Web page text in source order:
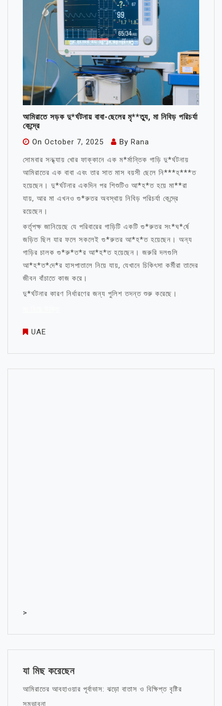
আমিরাতে সড়ক দু*র্ঘটনায় বাবা-ছেলের মৃ**ত্যু, মা নিবিড় পরিচর্যা
কেন্দ্রে
On October 7, 2025 By Rana
সোমবার সন্ধ্যায় খোর ফাক্কানে এক ম*র্মান্তিক গাড়ি দু*র্ঘটনায়
আমিরাতের এক বাবা এবং তার সাত মাস বয়সী ছেলে নি***হ***ত
হয়েছেন। দু*র্ঘটনার একদিন পর শিশুটিও আ*হ*ত হয়ে মা**রা
যায়, আর মা এখনও গু*রুতর অবস্থায় নিবিড় পরিচর্যা কেন্দ্রে
রয়েছেন।
কর্তৃপক্ষ জানিয়েছে যে পরিবারের গাড়িটি একটি গু*রুতর সং*ঘ*র্ষে
জড়িত ছিল যার ফলে সকলেই গু*রুতর আ*হ*ত হয়েছেন। অন্য
গাড়ির চালক গু*রু*ত*র আ*হ*ত হয়েছেন। জরুরি দলগুলি
আ*হ*ত*দে*র হাসপাতালে নিয়ে যায়, যেখানে চিকিৎসা কর্মীরা তাদের
জীবন বাঁচাতে কাজ করে।
দু*র্ঘটনার কারণ নির্ধারণের জন্য পুলিশ তদন্ত শুরু করেছে।
UAE
>
যা মিছ করেছেন
আমিরাতের আবহাওয়ার পূর্বাভাস: ঝড়ো বাতাস ও বিক্ষিপ্ত বৃষ্টির
সম্ভাবনা